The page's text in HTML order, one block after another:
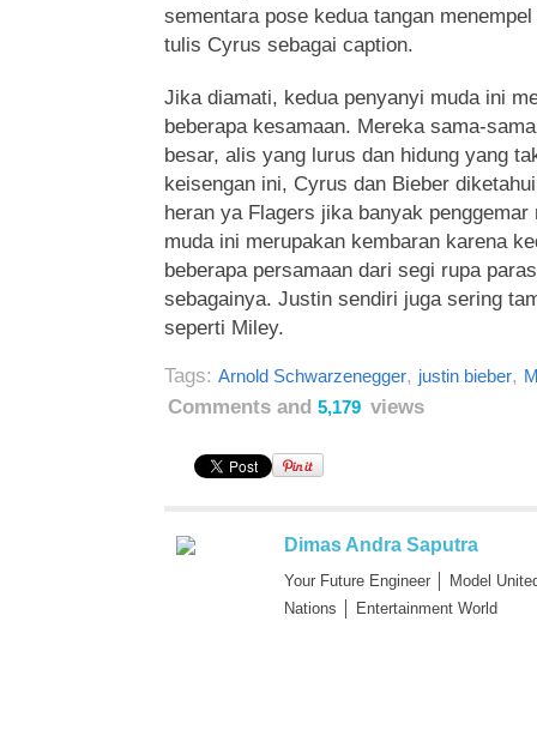
sementara pose kedua tangan menempel
tulis Cyrus sebagai caption.
Jika diamati, kedua penyanyi muda ini
beberapa kesamaan. Mereka sama-
besar, alis yang lurus dan hidung yang
keisengan ini, Cyrus dan Bieber
heran ya Flagers jika banyak
muda ini merupakan kembaran karena
beberapa persamaan dari segi rupa
sebagainya. Justin sendiri juga sering
seperti Miley.
Tags: Arnold Schwarzenegger, justin bieber,
Comments and 5,179 views
Dimas Andra Saputra
Your Future Engineer │ Model
Nations │ Entertainment World